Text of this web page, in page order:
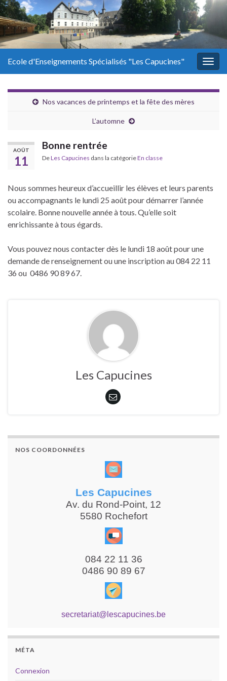
Ecole d'Enseignements Spécialisés "Les Capucines"
Nos vacances de printemps et la fête des mères
L’automne
AOÛT
11
Bonne rentrée
DeLes Capucines dans la catégorieEn classe
Nous sommes heureux d’accueillir les élèves et leurs parents
ou accompagnants le lundi 25 août pour démarrer l’année
scolaire. Bonne nouvelle année à tous. Qu’elle soit
enrichissante à tous égards.
Vous pouvez nous contacter dès le lundi 18 août pour une
demande de renseignement ou une inscription au 084 22 11
36 ou 0486 90 89 67.
Les Capucines
NOS COORDONNÉES
Les Capucines
Av. du Rond-Point, 12
5580 Rochefort
084 22 11 36
0486 90 89 67
secretariat@lescapucines.be
MÉTA
Connexion